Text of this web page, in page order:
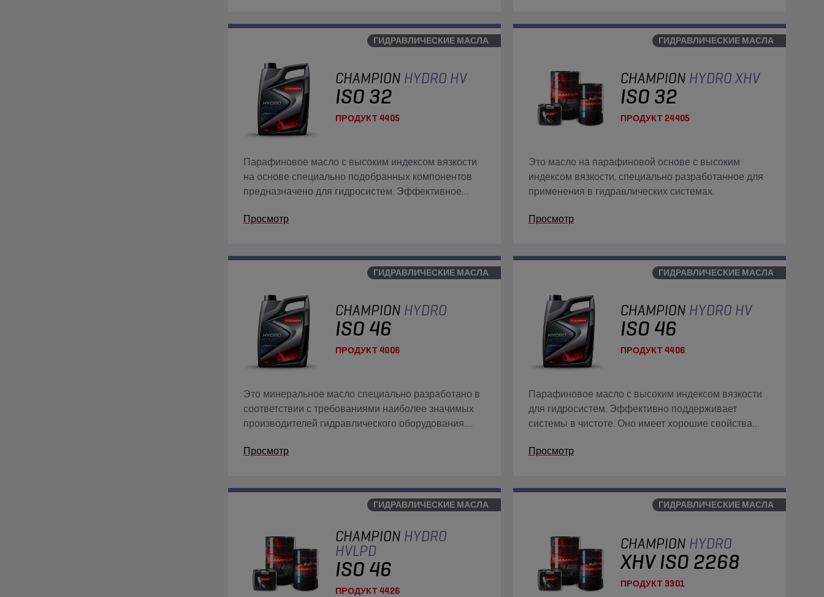
ГИДРАВЛИЧЕСКИЕ МАСЛА
CHAMPION HYDRO HV
ISO 32
ПРОДУКТ4405
Парафиновое масло с высоким индексом вязкости
на основе специально подобранных компонентов
предназначено для гидросистем. Эффективное
Просмотр
ГИДРАВЛИЧЕСКИЕ МАСЛА
CHAMPION HYDRO XHV
ISO 32
ПРОДУКТ24405
Это масло на парафиновой основе с высоким
индексом вязкости, специально разработанное для
применения в гидравлических системах.
Просмотр
ГИДРАВЛИЧЕСКИЕ МАСЛА
CHAMPION HYDRO
ISO 46
ПРОДУКТ4006
Это минеральное масло специально разработано в
соответствии с требованиями наиболее значимых
производителей гидравлического оборудования.
и пенообразования.
Просмотр
ГИДРАВЛИЧЕСКИЕ МАСЛА
CHAMPION HYDRO HV
ISO 46
ПРОДУКТ4406
Парафиновое масло с высоким индексом вязкости
для гидросистем. Эффективно поддерживает
системы в чистоте. Оно имеет хорошие свойства
смешивается с водой.
Просмотр
ГИДРАВЛИЧЕСКИЕ МАСЛА
CHAMPION HYDRO
HVLPD
ISO 46
ПРОДУКТ4426
ГИДРАВЛИЧЕСКИЕ МАСЛА
CHAMPION HYDRO
XHV ISO 2268
ПРОДУКТ3301